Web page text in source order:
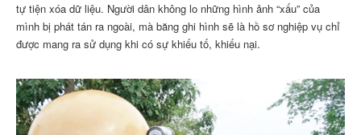
tự tiện xóa dữ liệu. Người dân không lo những hình ảnh “xấu” của
mình bị phát tán ra ngoài, mà băng ghi hình sẽ là hồ sơ nghiệp vụ chỉ
được mang ra sử dụng khi có sự khiếu tố, khiếu nại.